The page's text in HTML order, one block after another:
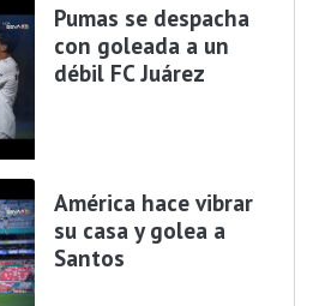
Pumas se despacha
con goleada a un
débil FC Juárez
América hace vibrar
su casa y golea a
Santos